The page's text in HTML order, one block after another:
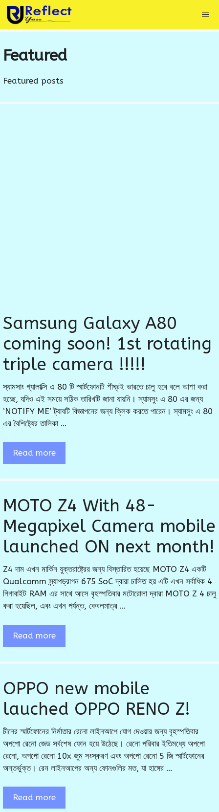
Skip
to
content
Featured
Featured posts
Samsung Galaxy A80
coming soon! 1st rotating
triple camera !!!!!
স্যামসাং গ্যালাক্সি এ 80 টি স্মার্টফোনটি শীঘ্রই ভারতে চালু হবে বলে আশা করা
হচ্ছে, যদিও এই সময়ে সঠিক তারিখটি জানা যায়নি। স্যামসুং এ 80 এর জন্য
‘NOTIFY ME’ ট্যাবটি বিজ্ঞাপনের জন্য ক্লিক করতে পারেন। স্যামসুং এ 80
এর বৈশিষ্ট্যের তালিকা …
Read more
MOTO Z4 With 48-
Megapixel Camera mobile
launched ON next month!
Z4 দাম এখন মার্কিন যুক্তরাষ্ট্রের জন্য বিস্তারিত হয়েছে MOTO Z4 একটি
Qualcomm স্ন্যাপড্রাগন 675 SoC দ্বারা চালিত হয় এটি এখন সর্বাধিক 4
গিগাবাইট RAM এর সাথে আসে বৃহস্পতিবার মটোরোলা দ্বারা MOTO Z 4 চালু
করা হয়েছিল, এবং এখন পর্যন্ত, কেবলমাত্র …
Read more
OPPO new mobile
lauched OPPO RENO Z!
চীনের স্মার্টফোনের নির্মাতার রেনো লাইনআপে যোগ দেওয়ার জন্য বৃহস্পতিবার
অপপো রেনো জেড সর্বশেষ ফোন হয়ে উঠেছে। রেনো পরিবার ইতিমধ্যে অপপো
রেনো, অপপো রেনো 10x জুম সংস্করণ এবং অপপো রেনো 5 জি স্মার্টফোনের
অন্তর্ভুক্ত। রেন লাইনআপের অন্য ফোনগুলির মত, যা হাঙ্গের …
Read more